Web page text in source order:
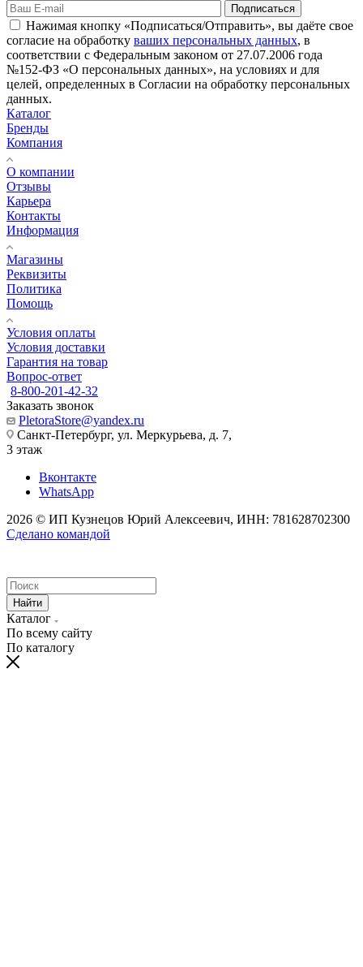
Подписаться
Нажимая кнопку «Подписаться/Отправить», вы даёте свое
согласие на обработку ваших персональных данных, в
соответствии с Федеральным законом от 27.07.2006 года
№152-ФЗ «О персональных данных», на условиях и для
целей, определенных в Согласии на обработку персональных
данных.
Каталог
Бренды
Компания
О компании
Отзывы
Карьера
Контакты
Информация
Магазины
Реквизиты
Политика
Помощь
Условия оплаты
Условия доставки
Гарантия на товар
Вопрос-ответ
8-800-201-42-32
Заказать звонок
PletoraStore@yandex.ru
Санкт-Петербург, ул. Меркурьева, д. 7,
3 этаж
Вконтакте
WhatsApp
2026 © ИП Кузнецов Юрий Алексеевич, ИНН: 781628702300
Сделано командой
Найти
Каталог
По всему сайту
По каталогу